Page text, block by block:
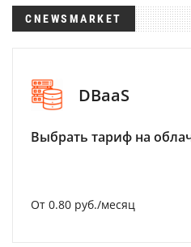
CNEWSMARKET
DBaaS
Выбрать тариф на
От 0.80 руб./месяц